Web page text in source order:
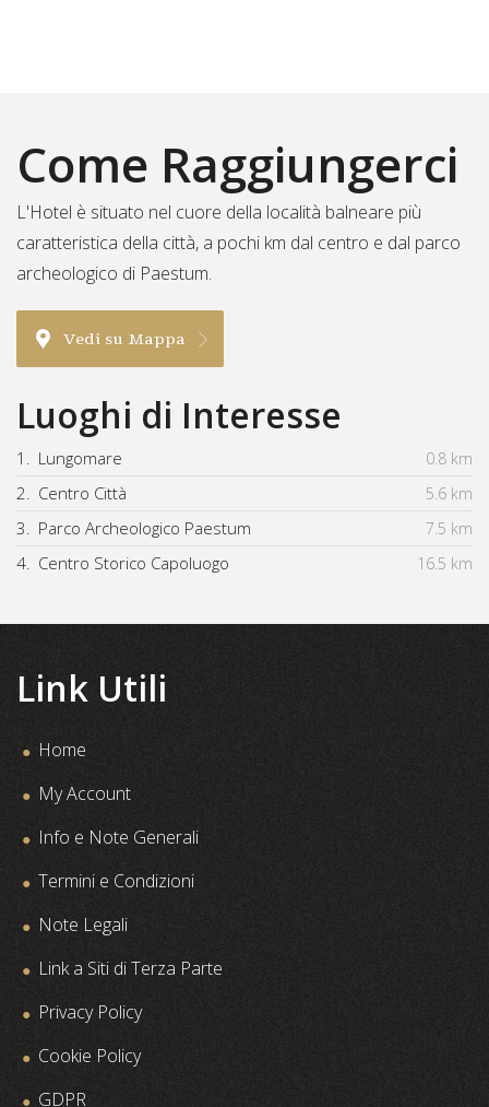
Come Raggiungerci
L'Hotel è situato nel cuore della località balneare più
caratteristica della città, a pochi km dal centro e dal parco
archeologico di Paestum.
Vedi su Mappa
Luoghi di Interesse
1. Lungomare 0.8 km
2. Centro Città 5.6 km
3. Parco Archeologico Paestum 7.5 km
4. Centro Storico Capoluogo 16.5 km
Link Utili
Home
My Account
Info e Note Generali
Termini e Condizioni
Note Legali
Link a Siti di Terza Parte
Privacy Policy
Cookie Policy
GDPR